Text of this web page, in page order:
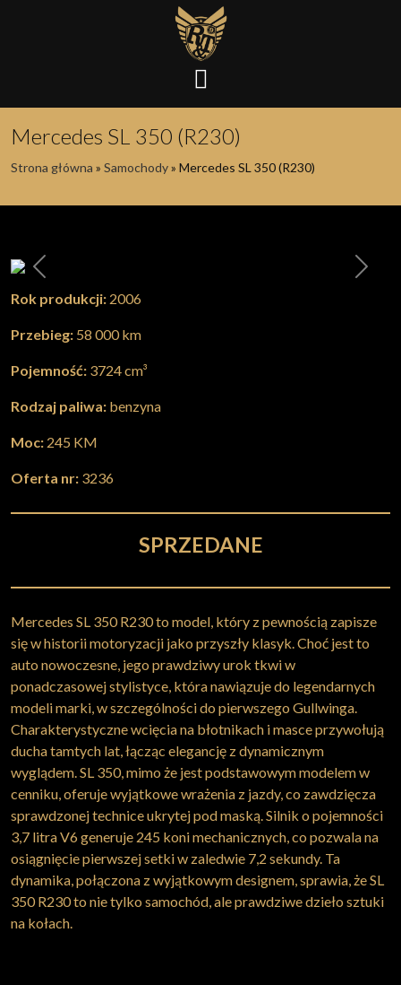
Mercedes SL 350 (R230)
Strona główna » Samochody» Mercedes SL 350 (R230)
Poprzednia
Rok produkcji: 2006
Przebieg: 58 000 km
Pojemność: 3724 cm³
Rodzaj paliwa: benzyna
Moc: 245 KM
Oferta nr: 3236
SPRZEDANE
Mercedes SL 350 R230 to model, który z pewnością zapisze
się w historii motoryzacji jako przyszły klasyk. Choć jest to
auto nowoczesne, jego prawdziwy urok tkwi w
ponadczasowej stylistyce, która nawiązuje do legendarnych
modeli marki, w szczególności do pierwszego Gullwinga.
Charakterystyczne wcięcia na błotnikach i masce przywołują
ducha tamtych lat, łącząc elegancję z dynamicznym
wyglądem. SL 350, mimo że jest podstawowym modelem w
cenniku, oferuje wyjątkowe wrażenia z jazdy, co zawdzięcza
sprawdzonej technice ukrytej pod maską. Silnik o pojemności
3,7 litra V6 generuje 245 koni mechanicznych, co pozwala na
osiągnięcie pierwszej setki w zaledwie 7,2 sekundy. Ta
dynamika, połączona z wyjątkowym designem, sprawia, że SL
350 R230 to nie tylko samochód, ale prawdziwe dzieło sztuki
na kołach.